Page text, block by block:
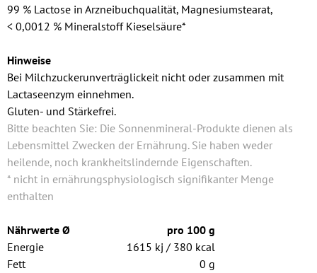
99 % Lactose in Arzneibuchqualität, Magnesiumstearat,
< 0,0012 % Mineralstoff Kiesel­säure*
Hinweise
Bei Milchzuckerunverträglickeit nicht oder zusammen mit
Lactaseenzym einnehmen.
Gluten- und Stärkefrei.
Bitte beachten Sie: Die Sonnenmineral-Produkte dienen als
Lebensmittel Zwecken der Ernährung. Sie haben weder
heilende, noch krankheitslindernde Eigenschaften.
* nicht in ernährungsphysiologisch signifikanter Menge
enthalten
Nährwerte Ø
pro 100 g
Energie
1615 kj / 380 kcal
Fett
0 g